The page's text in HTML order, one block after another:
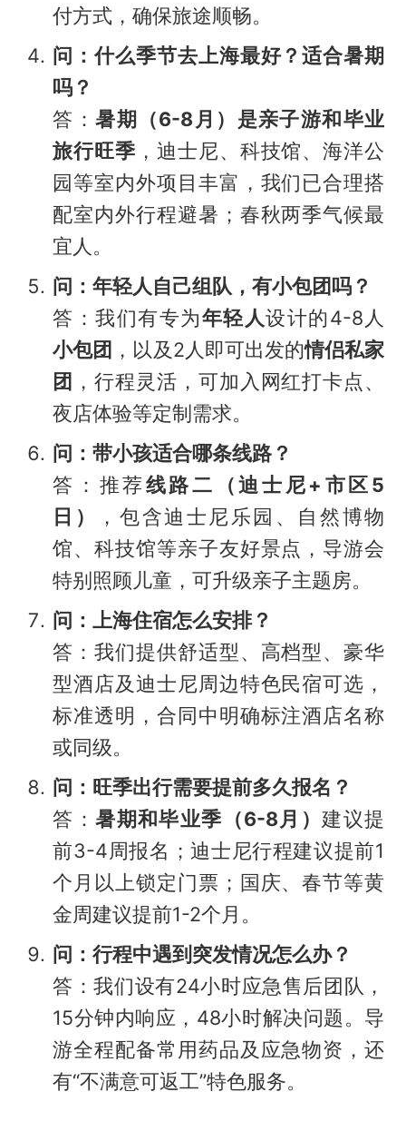
付方式，确保旅途顺畅。
问：什么季节去上海最好？适合暑期
吗？
答：暑期（6-8月）是亲子游和毕业
旅行旺季 ，迪士尼、科技馆、海洋公
园等室内外项目丰富，我们已合理搭
配室内外行程避暑；春秋两季气候最
宜人。
问：年轻人自己组队，有小包团吗？
答：我们有专为年轻人设计的4-8人
小包团 ，以及2人即可出发的情侣私家
团 ，行程灵活，可加入网红打卡点、
夜店体验等定制需求。
问：带小孩适合哪条线路？
答：推荐线路二（迪士尼+市区5
日）
，包含迪士尼乐园、自然博物
馆、科技馆等亲子友好景点，导游会
特别照顾儿童，可升级亲子主题房。
问：上海住宿怎么安排？
答：我们提供舒适型、高档型、豪华
型酒店及迪士尼周边特色民宿可选，
标准透明，合同中明确标注酒店名称
或同级。
问：旺季出行需要提前多久报名？
答：暑期和毕业季（6-8月）建议提
前3-4周报名；迪士尼行程建议提前1
个月以上锁定门票；国庆、春节等黄
金周建议提前1-2个月。
问：行程中遇到突发情况怎么办？
答：我们设有24小时应急售后团队，
15分钟内响应，48小时解决问题。导
游全程配备常用药品及应急物资，还
有“不满意可返工”特色服务。